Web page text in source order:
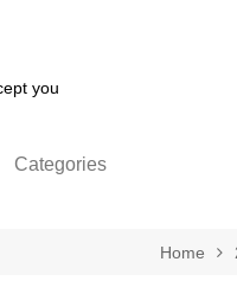
you
Categories
Home